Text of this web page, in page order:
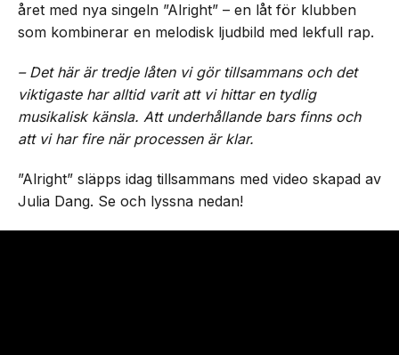
året med nya singeln ”Alright” – en låt för klubben
som kombinerar en melodisk ljudbild med lekfull rap.
– Det här är tredje låten vi gör tillsammans och det
viktigaste har alltid varit att vi hittar en tydlig
musikalisk känsla. Att underhållande bars finns och
att vi har fire när processen är klar.
”Alright” släpps idag tillsammans med video skapad av
Julia Dang. Se och lyssna nedan!